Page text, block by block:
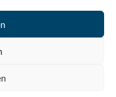
West-Brabant